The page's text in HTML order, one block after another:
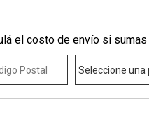
el costo de envío si